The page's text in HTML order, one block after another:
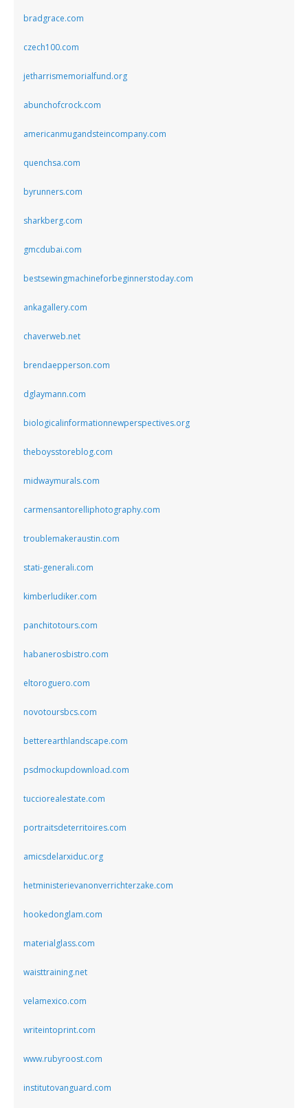
bradgrace.com
czech100.com
jetharrismemorialfund.org
abunchofcrock.com
americanmugandsteincompany.com
quenchsa.com
byrunners.com
sharkberg.com
gmcdubai.com
bestsewingmachineforbeginnerstoday.com
ankagallery.com
chaverweb.net
brendaepperson.com
dglaymann.com
biologicalinformationnewperspectives.org
theboysstoreblog.com
midwaymurals.com
carmensantorelliphotography.com
troublemakeraustin.com
stati-generali.com
kimberludiker.com
panchitotours.com
habanerosbistro.com
eltoroguero.com
novotoursbcs.com
betterearthlandscape.com
psdmockupdownload.com
tucciorealestate.com
portraitsdeterritoires.com
amicsdelarxiduc.org
hetministerievanonverrichterzake.com
hookedonglam.com
materialglass.com
waisttraining.net
velamexico.com
writeintoprint.com
www.rubyroost.com
institutovanguard.com